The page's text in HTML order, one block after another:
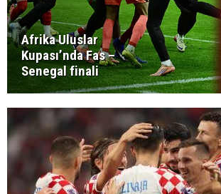
Afrika Uluslar
Kupası’nda Fas –
Senegal finali